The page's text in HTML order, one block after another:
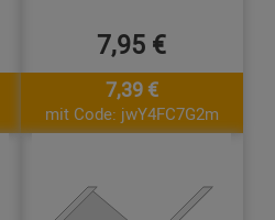
7,95 €
7,39 €
mit Code: jwY4FC7G2m